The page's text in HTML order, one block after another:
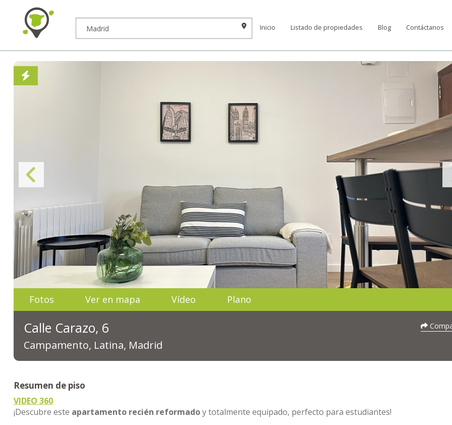
Inicio Listado de propiedades Blog Contáctanos
Fotos Ver en mapa Vídeo Plano
Calle Carazo, 6
Campamento, Latina, Madrid
Resumen de piso
VIDEO 360
¡Descubre este apartamento recién reformadoy totalmente equipado, perfecto para estudiantes!